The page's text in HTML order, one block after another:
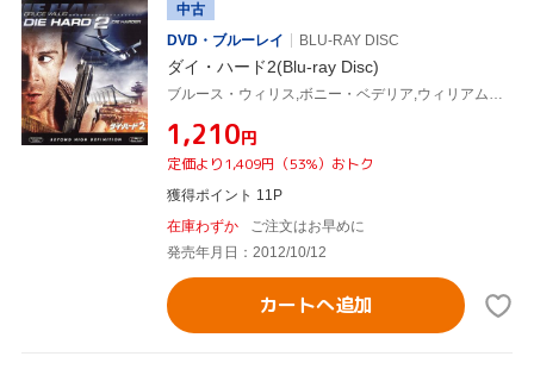
中古
DVD・ブルーレイ
BLU-RAY DISC
ダイ・ハード2(Blu-ray Disc)
ブルース・ウィリス,ボニー・ベデリア,ウィリアム・アザートン,レニー・ハーリン(監督),マイケル・カーメン(音楽)
¥1,210円
定価より1,409円（53%）おトク
獲得ポイント 11P
在庫わずか
ご注文はお早めに
発売年月日：2012/10/12
カートへ追加